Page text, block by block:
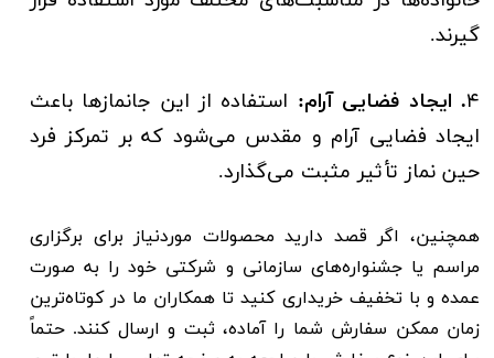
گیرند.
۴. ایجاد فضایی آرام: استفاده از این جانمازها باعث
ایجاد فضایی آرام و مقدس می‌شود که بر تمرکز فرد
حین نماز تأثیر مثبت می‌گذارد.
همچنین، اگر قصد دارید محصولات موردنیاز برای برگزاری
مراسم یا جشنواره‌های سازمانی و شرکتی خود را به صورت
عمده و با تخفیف خریداری کنید تا همکاران ما در کوتاه‌ترین
زمان ممکن سفارش شما را آماده، ثبت و ارسال کنند. حتماً